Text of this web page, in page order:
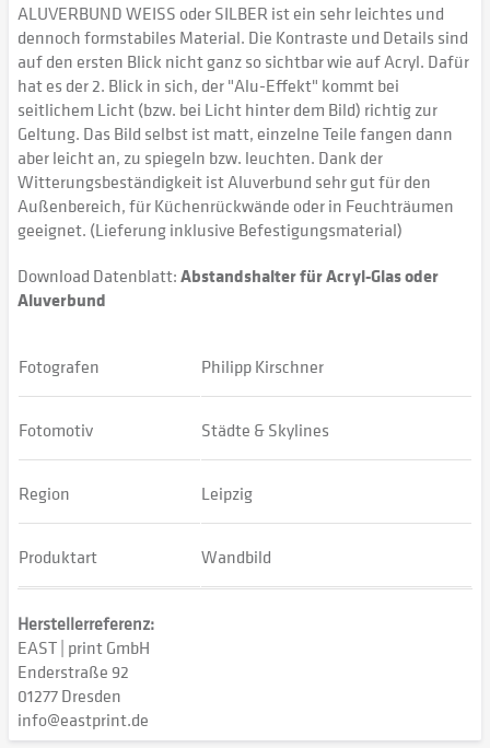
ALUVERBUND WEISS oder SILBER ist ein sehr leichtes und
dennoch formstabiles Material. Die Kontraste und Details sind
auf den ersten Blick nicht ganz so sichtbar wie auf Acryl. Dafür
hat es der 2. Blick in sich, der "Alu-Effekt" kommt bei
seitlichem Licht (bzw. bei Licht hinter dem Bild) richtig zur
Geltung. Das Bild selbst ist matt, einzelne Teile fangen dann
aber leicht an, zu spiegeln bzw. leuchten. Dank der
Witterungsbeständigkeit ist Aluverbund sehr gut für den
Außenbereich, für Küchenrückwände oder in Feuchträumen
geeignet. (Lieferung inklusive Befestigungsmaterial)
Download Datenblatt:Abstandshalter für Acryl-Glas oder
Aluverbund
Fotografen Philipp Kirschner
Fotomotiv Städte & Skylines
Region Leipzig
Produktart Wandbild
Herstellerreferenz:
EAST | print GmbH
Enderstraße 92
01277 Dresden
info@eastprint.de